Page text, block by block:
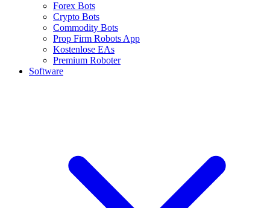
Forex Bots
Crypto Bots
Commodity Bots
Prop Firm Robots App
Kostenlose EAs
Premium Roboter
Software